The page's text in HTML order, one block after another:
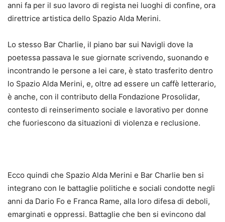
anni fa per il suo lavoro di regista nei luoghi di confine, ora
direttrice artistica dello Spazio Alda Merini.
Lo stesso Bar Charlie, il piano bar sui Navigli dove la
poetessa passava le sue giornate scrivendo, suonando e
incontrando le persone a lei care, è stato trasferito dentro
lo Spazio Alda Merini, e, oltre ad essere un caffè letterario,
è anche, con il contributo della Fondazione Prosolidar,
contesto di reinserimento sociale e lavorativo per donne
che fuoriescono da situazioni di violenza e reclusione.
Ecco quindi che Spazio Alda Merini e Bar Charlie ben si
integrano con le battaglie politiche e sociali condotte negli
anni da Dario Fo e Franca Rame, alla loro difesa di deboli,
emarginati e oppressi. Battaglie che ben si evincono dal